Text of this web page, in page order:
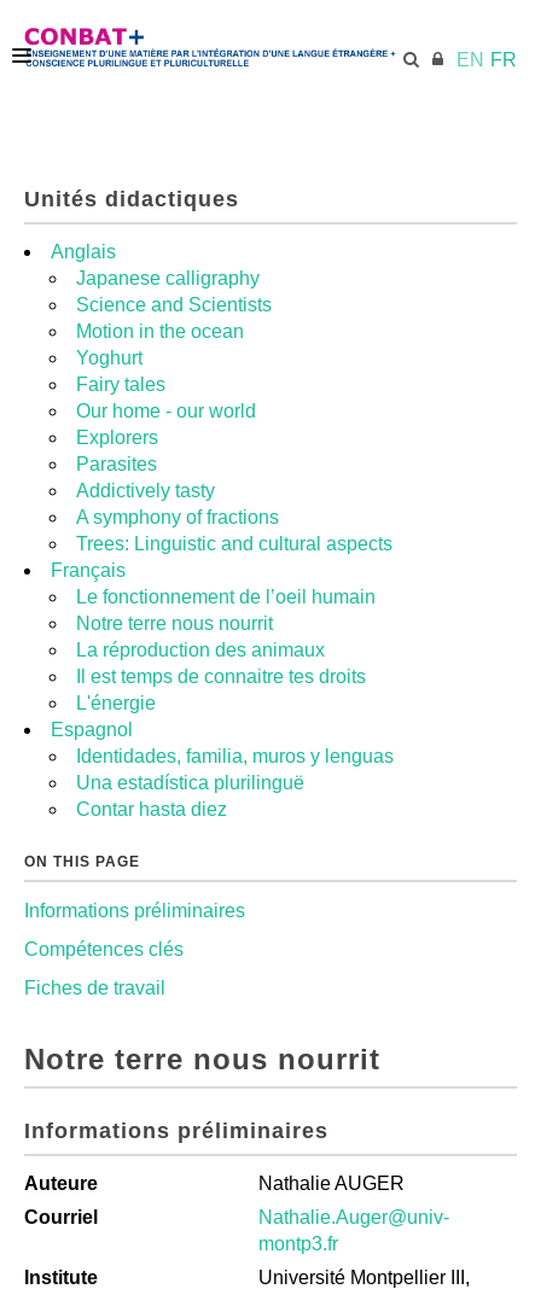
EN FR
KIT DE FORMATION
UNITÉS DIDACTIQUES
RESSOURCES
Unités didactiques
Anglais
Japanese calligraphy
Science and Scientists
Motion in the ocean
Yoghurt
Fairy tales
Our home - our world
Explorers
Parasites
Addictively tasty
A symphony of fractions
Trees: Linguistic and cultural aspects
Français
Le fonctionnement de l’oeil humain
Notre terre nous nourrit
La réproduction des animaux
Il est temps de connaitre tes droits
L'énergie
Espagnol
Identidades, familia, muros y lenguas
Una estadística plurilinguë
Contar hasta diez
ON THIS PAGE
Informations préliminaires
Compétences clés
Fiches de travail
Notre terre nous nourrit
Informations préliminaires
Auteure
Nathalie AUGER
Courriel
Nathalie.Auger@univ-
montp3.fr
Institute
Université Montpellier III,